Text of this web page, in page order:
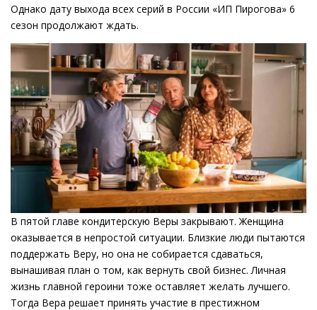
Однако дату выхода всех серий в России «ИП Пирогова» 6
сезон продолжают ждать.
В пятой главе кондитерскую Веры закрывают. Женщина
оказывается в непростой ситуации. Близкие люди пытаются
поддержать Веру, но она не собирается сдаваться,
вынашивая план о том, как вернуть свой бизнес. Личная
жизнь главной героини тоже оставляет желать лучшего.
Тогда Вера решает принять участие в престижном